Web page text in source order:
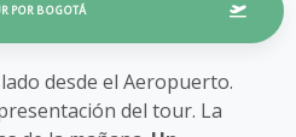
POR BOGOTÁ
desde el Aeropuerto.
del tour. La